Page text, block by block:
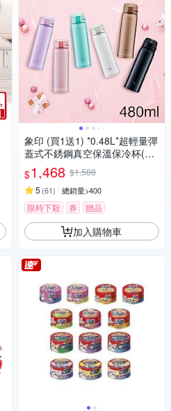
象印 (買1送1) *0.48L*超輕量彈
蓋式不銹鋼真空保溫保冷杯(SM
-SR48E)(快)
$1,468 $1,588
5 (61) 總銷量>400
限時下殺 券 贈品
加入購物車